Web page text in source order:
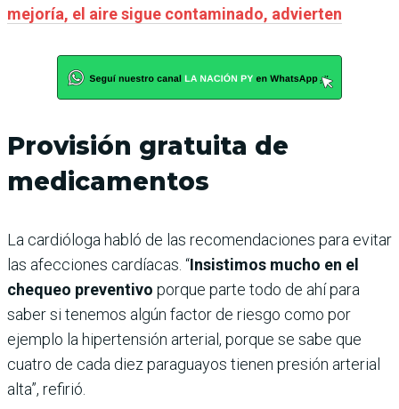
mejoría, el aire sigue contaminado, advierten
Provisión gratuita de
medicamentos
La cardióloga habló de las recomendaciones para evitar
las afecciones cardíacas. “Insistimos mucho en el
chequeo preventivo porque parte todo de ahí para
saber si tenemos algún factor de riesgo como por
ejemplo la hipertensión arterial, porque se sabe que
cuatro de cada diez paraguayos tienen presión arterial
alta”, refirió.